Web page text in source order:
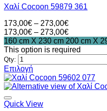
επιλογές
να
επιλεγούν
στη
σελίδα
του
προϊόντος
Χαλί Cocoon 59879 361
173,00€ – 273,00€Price
range:
173,00€
through
173,00€ – 273,00€Price
range:
173,00€
273,00€
160 cm X 230 cm 200 cm X
This option is required
Qty:
Επιλογή
Αυτό
το
προϊόν
έχει
Quick View